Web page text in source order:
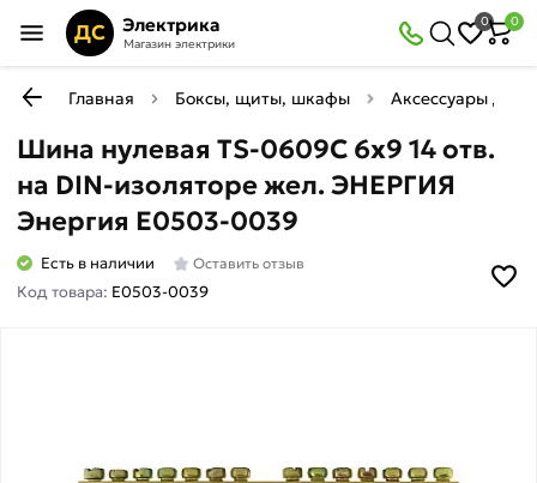
ДС Электрика
Магазин электрики
0 0
Главная Боксы, щиты, шкафы Аксессуары для
Шина нулевая TS-0609C 6х9 14 отв.
на DIN-изоляторе жел. ЭНЕРГИЯ
Энергия Е0503-0039
Есть в наличии Оставить отзыв
Код товара: Е0503-0039